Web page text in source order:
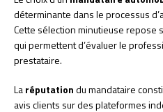
déterminante dans le processus
Cette sélection minutieuse repose
qui permettent d’évaluer le
prestataire.
Laréputationdu mandataire
avis clients sur des plateformes